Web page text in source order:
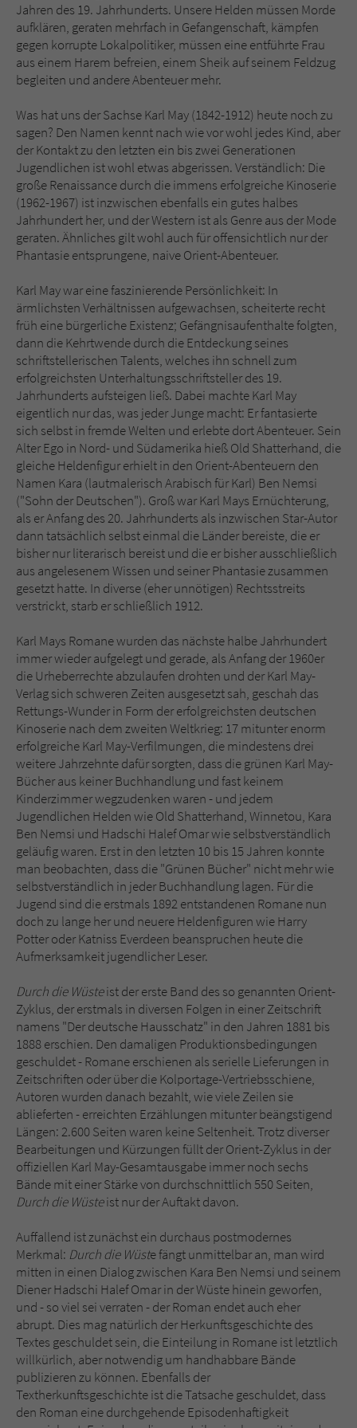
Jahren des 19. Jahrhunderts. Unsere Helden müssen Morde
aufklären, geraten mehrfach in Gefangenschaft, kämpfen
gegen korrupte Lokalpolitiker, müssen eine entführte Frau
aus einem Harem befreien, einem Sheik auf seinem Feldzug
begleiten und andere Abenteuer mehr.
Was hat uns der Sachse Karl May (1842-1912) heute noch zu
sagen? Den Namen kennt nach wie vor wohl jedes Kind, aber
der Kontakt zu den letzten ein bis zwei Generationen
Jugendlichen ist wohl etwas abgerissen. Verständlich: Die
große Renaissance durch die immens erfolgreiche Kinoserie
(1962-1967) ist inzwischen ebenfalls ein gutes halbes
Jahrhundert her, und der Western ist als Genre aus der Mode
geraten. Ähnliches gilt wohl auch für offensichtlich nur der
Phantasie entsprungene, naive Orient-Abenteuer.
Karl May war eine faszinierende Persönlichkeit: In
ärmlichsten Verhältnissen aufgewachsen, scheiterte recht
früh eine bürgerliche Existenz; Gefängnisaufenthalte folgten,
dann die Kehrtwende durch die Entdeckung seines
schriftstellerischen Talents, welches ihn schnell zum
erfolgreichsten Unterhaltungsschriftsteller des 19.
Jahrhunderts aufsteigen ließ. Dabei machte Karl May
eigentlich nur das, was jeder Junge macht: Er fantasierte
sich selbst in fremde Welten und erlebte dort Abenteuer. Sein
Alter Ego in Nord- und Südamerika hieß Old Shatterhand, die
gleiche Heldenfigur erhielt in den Orient-Abenteuern den
Namen Kara (lautmalerisch Arabisch für Karl) Ben Nemsi
("Sohn der Deutschen"). Groß war Karl Mays Ernüchterung,
als er Anfang des 20. Jahrhunderts als inzwischen Star-Autor
dann tatsächlich selbst einmal die Länder bereiste, die er
bisher nur literarisch bereist und die er bisher ausschließlich
aus angelesenem Wissen und seiner Phantasie zusammen
gesetzt hatte. In diverse (eher unnötigen) Rechtsstreits
verstrickt, starb er schließlich 1912.
Karl Mays Romane wurden das nächste halbe Jahrhundert
immer wieder aufgelegt und gerade, als Anfang der 1960er
die Urheberrechte abzulaufen drohten und der Karl May-
Verlag sich schweren Zeiten ausgesetzt sah, geschah das
Rettungs-Wunder in Form der erfolgreichsten deutschen
Kinoserie nach dem zweiten Weltkrieg: 17 mitunter enorm
erfolgreiche Karl May-Verfilmungen, die mindestens drei
weitere Jahrzehnte dafür sorgten, dass die grünen Karl May-
Bücher aus keiner Buchhandlung und fast keinem
Kinderzimmer wegzudenken waren - und jedem
Jugendlichen Helden wie Old Shatterhand, Winnetou, Kara
Ben Nemsi und Hadschi Halef Omar wie selbstverständlich
geläufig waren. Erst in den letzten 10 bis 15 Jahren konnte
man beobachten, dass die "Grünen Bücher" nicht mehr wie
selbstverständlich in jeder Buchhandlung lagen. Für die
Jugend sind die erstmals 1892 entstandenen Romane nun
doch zu lange her und neuere Heldenfiguren wie Harry
Potter oder Katniss Everdeen beanspruchen heute die
Aufmerksamkeit jugendlicher Leser.
Durch die Wüsteist der erste Band des so genannten Orient-
Zyklus, der erstmals in diversen Folgen in einer Zeitschrift
namens "Der deutsche Hausschatz" in den Jahren 1881 bis
1888 erschien. Den damaligen Produktionsbedingungen
geschuldet - Romane erschienen als serielle Lieferungen in
Zeitschriften oder über die Kolportage-Vertriebsschiene,
Autoren wurden danach bezahlt, wie viele Zeilen sie
ablieferten - erreichten Erzählungen mitunter beängstigend
Längen: 2.600 Seiten waren keine Seltenheit. Trotz diverser
Bearbeitungen und Kürzungen füllt der Orient-Zyklus in der
offiziellen Karl May-Gesamtausgabe immer noch sechs
Bände mit einer Stärke von durchschnittlich 550 Seiten,
Durch die Wüsteist nur der Auftakt davon.
Auffallend ist zunächst ein durchaus postmodernes
Merkmal: Durch die Wüste fängt unmittelbar an, man wird
mitten in einen Dialog zwischen Kara Ben Nemsi und seinem
Diener Hadschi Halef Omar in der Wüste hinein geworfen,
und - so viel sei verraten - der Roman endet auch eher
abrupt. Dies mag natürlich der Herkunftsgeschichte des
Textes geschuldet sein, die Einteilung in Romane ist letztlich
willkürlich, aber notwendig um handhabbare Bände
publizieren zu können. Ebenfalls der
Textherkunftsgeschichte ist die Tatsache geschuldet, dass
den Roman eine durchgehende Episodenhaftigkeit
Sicherheitscode des Kontaktformulars zu
überprüfen.